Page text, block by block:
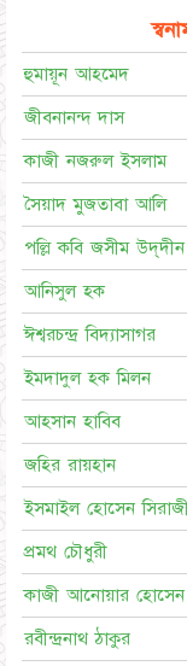
হুমায়ূন আহমেদ
জীবনানন্দ দাস
কাজী নজরুল ইসলাম
সৈয়াদ মুজতাবা আলি
পল্লি কবি জসীম উদ্‌দীন
আনিসুল হক
ঈশ্বরচন্দ্র বিদ্যাসাগর
ইমদাদুল হক মিলন
আহসান হাবিব
জহির রায়হান
ইসমাইল হোসেন
প্রমথ চৌধুরী
কাজী আনোয়ার হোসেন
রবীন্দ্রনাথ ঠাকুর